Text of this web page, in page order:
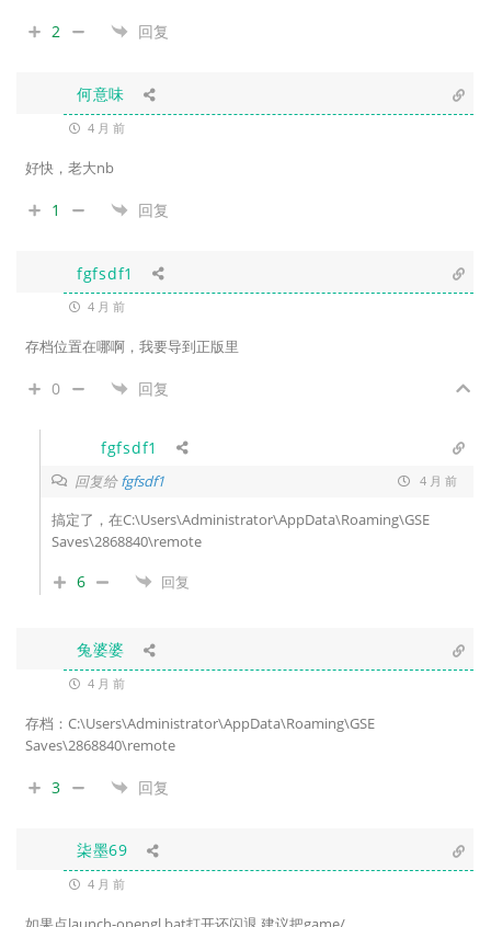
2 回复
何意味
4 月 前
好快，老大nb
1 回复
fgfsdf1
4 月 前
存档位置在哪啊，我要导到正版里
0 回复
fgfsdf1
回复给fgfsdf1 4 月 前
搞定了，在C:\Users\Administrator\AppData\Roaming\GSE
Saves\2868840\remote
6 回复
兔婆婆
4 月 前
存档：C:\Users\Administrator\AppData\Roaming\GSE
Saves\2868840\remote
3 回复
柒墨69
4 月 前